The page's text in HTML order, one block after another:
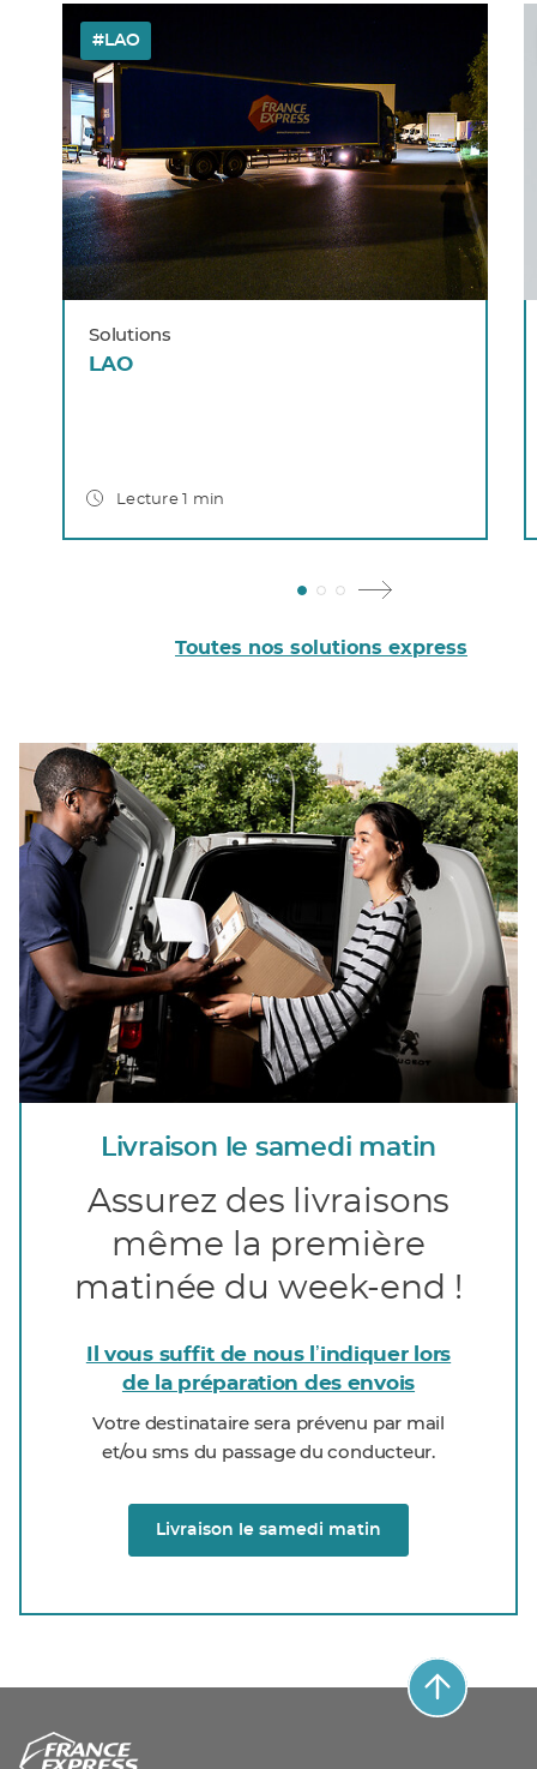
#LAO
Solutions
LAO
Lecture 1 min
Toutes nos solutions express
Livraison le samedi matin
Assurez des livraisons
même la première
matinée du week-end !
Il vous suffit de nous lʼindiquer lors
de la préparation des envois
Votre destinataire sera prévenu par mail
et/ou sms du passage du conducteur.
Livraison le samedi matin